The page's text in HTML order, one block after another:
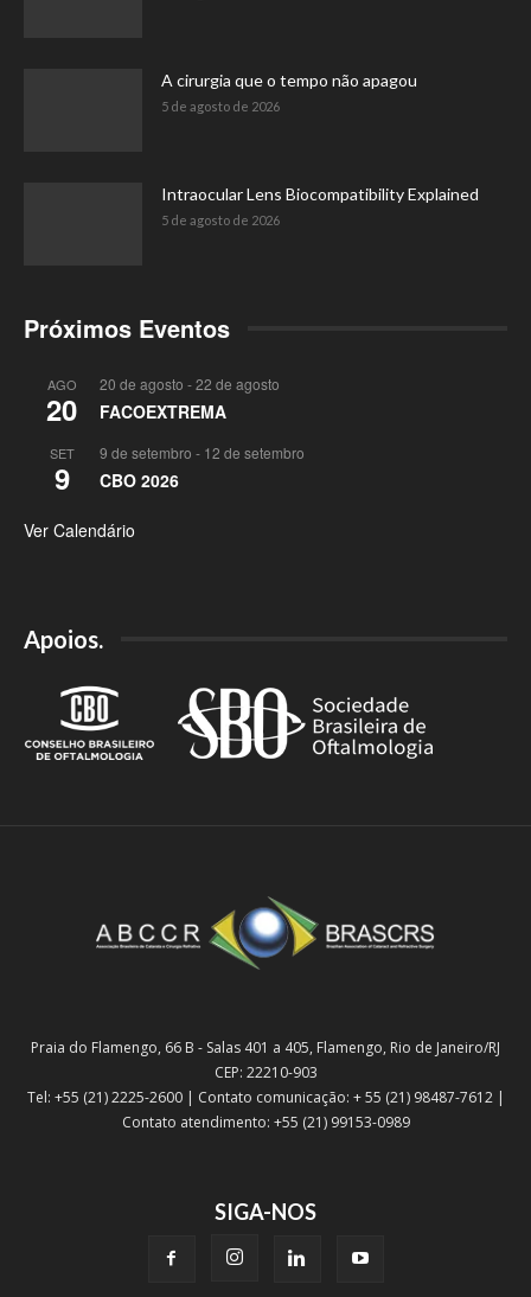
A cirurgia que o tempo não apagou
5 de agosto de 2026
Intraocular Lens Biocompatibility Explained
5 de agosto de 2026
Próximos Eventos
AGO
20
20 de agosto -22 de agosto
FACOEXTREMA
SET
9
9 de setembro - 12 de setembro
CBO 2026
Ver Calendário
Apoios.
Praia do Flamengo, 66 B - Salas 401 a 405, Flamengo, Rio de Janeiro/RJ
CEP: 22210-903
Tel: +55 (21) 2225-2600 | Contato comunicação: + 55 (21) 98487-7612 |
Contato atendimento: +55 (21) 99153-0989
SIGA-NOS